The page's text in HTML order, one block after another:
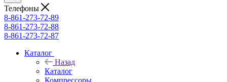
Телефоны
8-861-273-72-89
8-861-273-72-88
8-861-273-72-87
Каталог
Назад
Каталог
Компрессоры